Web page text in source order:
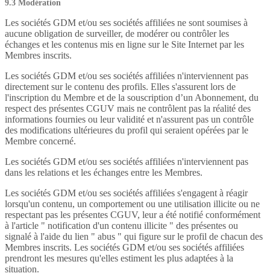
9.3 Modération
Les sociétés GDM et/ou ses sociétés affiliées ne sont soumises à
aucune obligation de surveiller, de modérer ou contrôler les
échanges et les contenus mis en ligne sur le Site Internet par les
Membres inscrits.
Les sociétés GDM et/ou ses sociétés affiliées n'interviennent pas
directement sur le contenu des profils. Elles s'assurent lors de
l'inscription du Membre et de la souscription d’un Abonnement, du
respect des présentes CGUV mais ne contrôlent pas la réalité des
informations fournies ou leur validité et n'assurent pas un contrôle
des modifications ultérieures du profil qui seraient opérées par le
Membre concerné.
Les sociétés GDM et/ou ses sociétés affiliées n'interviennent pas
dans les relations et les échanges entre les Membres.
Les sociétés GDM et/ou ses sociétés affiliées s'engagent à réagir
lorsqu'un contenu, un comportement ou une utilisation illicite ou ne
respectant pas les présentes CGUV, leur a été notifié conformément
à l'article " notification d'un contenu illicite " des présentes ou
signalé à l'aide du lien " abus " qui figure sur le profil de chacun des
Membres inscrits. Les sociétés GDM et/ou ses sociétés affiliées
prendront les mesures qu'elles estiment les plus adaptées à la
situation.